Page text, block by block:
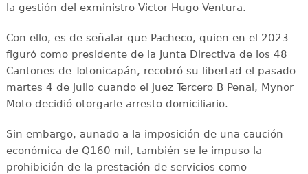
la gestión del exministro Victor Hugo Ventura.
Con ello, es de señalar que Pacheco, quien en el 2023
figuró como presidente de la Junta Directiva de los 48
Cantones de Totonicapán, recobró su libertad el pasado
martes 4 de julio cuando el juez Tercero B Penal, Mynor
Moto decidió otorgarle arresto domiciliario.
Sin embargo, aunado a la imposición de una caución
económica de Q160 mil, también se le impuso la
prohibición de la prestación de servicios como